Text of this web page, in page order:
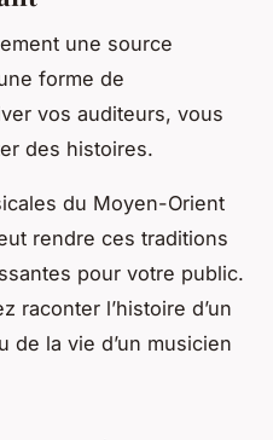
une source
forme de
vos auditeurs, vous
des histoires.
du Moyen-Orient
rendre ces traditions
pour votre public.
raconter l’histoire d’un
de la vie d’un musicien